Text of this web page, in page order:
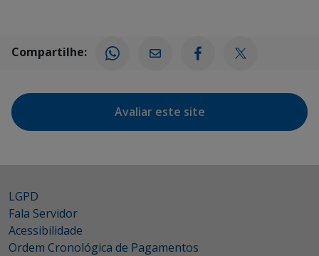
Compartilhe:
Avaliar este site
LGPD
Fala Servidor
Acessibilidade
Ordem Cronológica de Pagamentos